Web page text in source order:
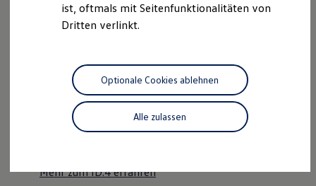
Software Updates
Service und Ersatzteile
Motorenöl und Flüssigkeiten
Räder und Reifen
Pannen- und Unfallhilfe
Economy Service
Volkswagen Teile
Zubehör
Entertainment und Elektronik
Der ID.4
Kraftvoll wie ein SUV, nachhaltig wie ein ID.
Mehr zum ID.4 erfahren
ist, oftmals mit Seitenfunktionalitäten von
Dritten verlinkt.
Alle zulassen
Optionale Cookies ablehnen